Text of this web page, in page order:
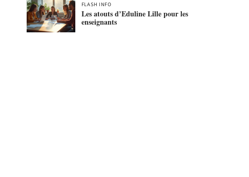
FLASH INFO
Les atouts d’Eduline Lille pour les
enseignants